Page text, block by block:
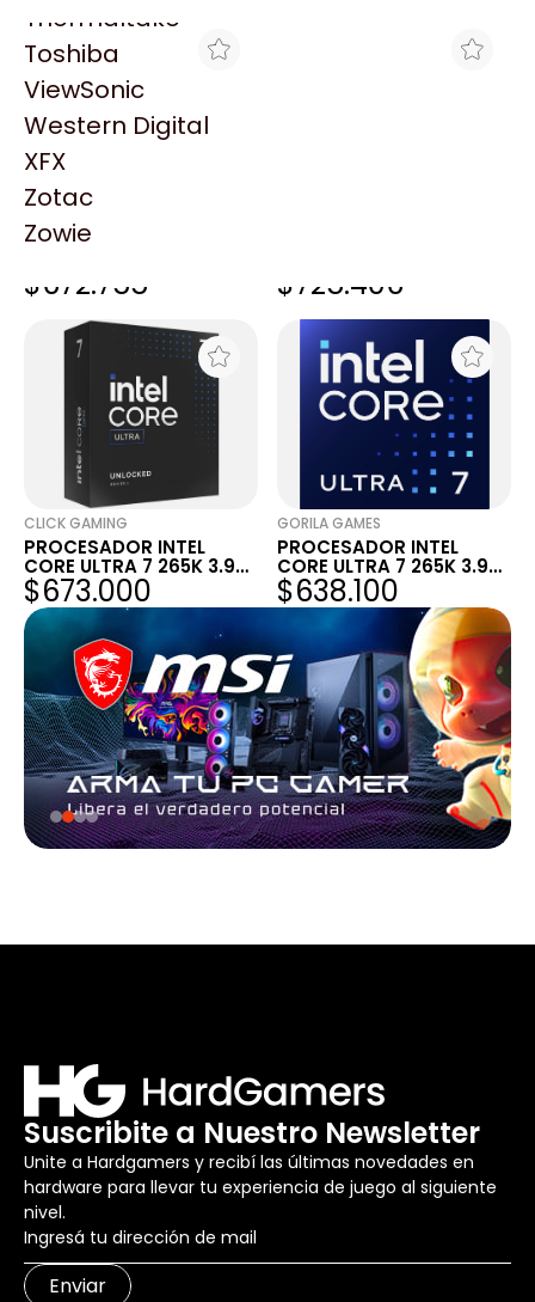
Thermaltake
Toshiba
ViewSonic
Western Digital
XFX
Zotac
Zowie
PROCESADOR INTEL
$672.755 $725.406
CLICK GAMING
PROCESADOR INTEL
CORE ULTRA 7 265K 3.9
GHZ 30 LGA1851
$673.000
GORILA GAMES
PROCESADOR INTEL
CORE ULTRA 7 265K 3.9
GHZ 30 LGA1851
$638.100
Suscribite a Nuestro Newsletter
Unite a Hardgamers y recibí las últimas novedades en
hardware para llevar tu experiencia de juego al siguiente
nivel.
Enviar